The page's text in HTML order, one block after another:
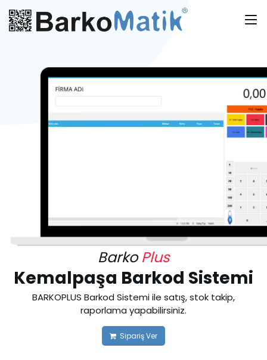
BarkoPlus
Kemalpaşa Barkod Sistemi
BARKOPLUS Barkod Sistemi ile satış, stok takip,
raporlama yapabilirsiniz.
Sipariş Ver